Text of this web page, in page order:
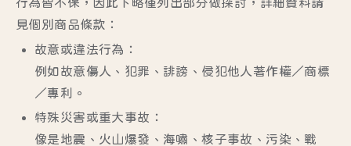
行為皆不保，因此下略僅列出部分做探討，詳細資料請
見個別商品條款：
故意或違法行為：
例如故意傷人、犯罪、誹謗、侵犯他人著作權／商標
／專利。
特殊災害或重大事故：
像是地震、火山爆發、海嘯、核子事故、污染、戰